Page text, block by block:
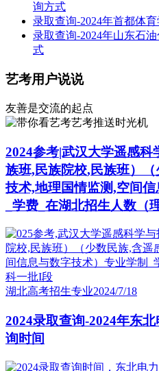
询方式
录取查询-2024年首都体
录取查询-2024年山东石
式
艺考用户说说
友善是交流的起点
艺考推送时光机
2024参考|武汉大学遥感
族班,民族院校,民族班）
技术,地理国情监测,空间
_学费_在湖北招生人数（
湖北高考招生专业2024/7/18
2024录取查询-2024年东
询时间